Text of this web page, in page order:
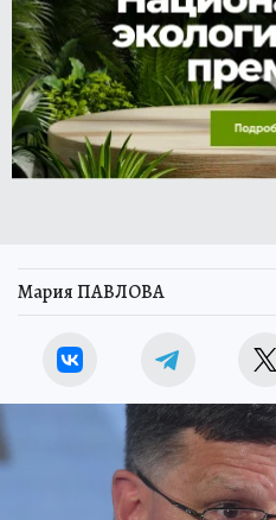
Мария ПАВЛОВА